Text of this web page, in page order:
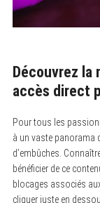
Découvrez la
accès direct
Pour tous les
à un vaste panorama
d’embûches.
bénéficier de ce
blocages associés
cliquer juste en